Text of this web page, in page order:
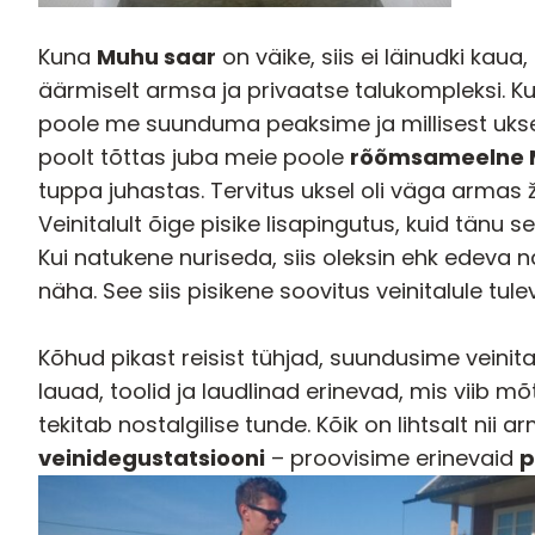
Kuna Muhu saar on väike, siis ei läinudki
äärmiselt armsa ja privaatse talukompleksi.
poole me suunduma peaksime ja millisest
poolt tõttas juba meie poole rõõmsameelne
tuppa juhastas. Tervitus uksel oli väga
Veinitalult õige pisike lisapingutus, kuid tänu
Kui natukene nuriseda, siis oleksin ehk
näha. See siis pisikene soovitus veinitalule
Kõhud pikast reisist tühjad, suundusime
lauad, toolid ja laudlinad erinevad, mis viib
tekitab nostalgilise tunde. Kõik on lihtsalt nii
veinidegustatsiooni – proovisime erinevaid